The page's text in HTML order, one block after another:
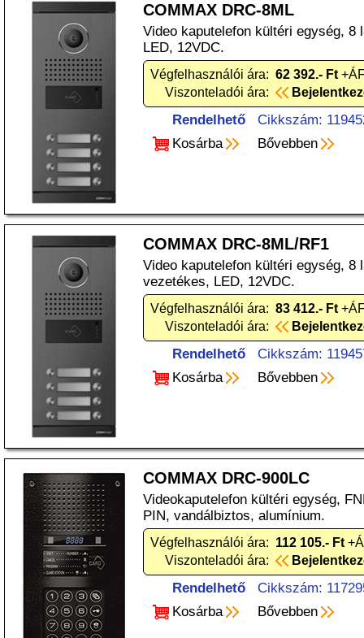
COMMAX DRC-8ML
Video kaputelefon kültéri egység, 8
LED, 12VDC.
Végfelhasználói ára: 62 392.- Ft
Viszonteladói ára:
Rendelhető
Cikkszám:
Kosárba
Bővebben
COMMAX DRC-8ML/RF1
Video kaputelefon kültéri egység, 8
vezetékes, LED, 12VDC.
Végfelhasználói ára: 83 412.- Ft
Viszonteladói ára:
Rendelhető
Cikkszám:
Kosárba
Bővebben
COMMAX DRC-900LC
Videokaputelefon kültéri egység,
PIN, vandálbiztos, alumínium.
Végfelhasználói ára: 112 105.- Ft
Viszonteladói ára:
Rendelhető
Cikkszám:
Kosárba
Bővebben